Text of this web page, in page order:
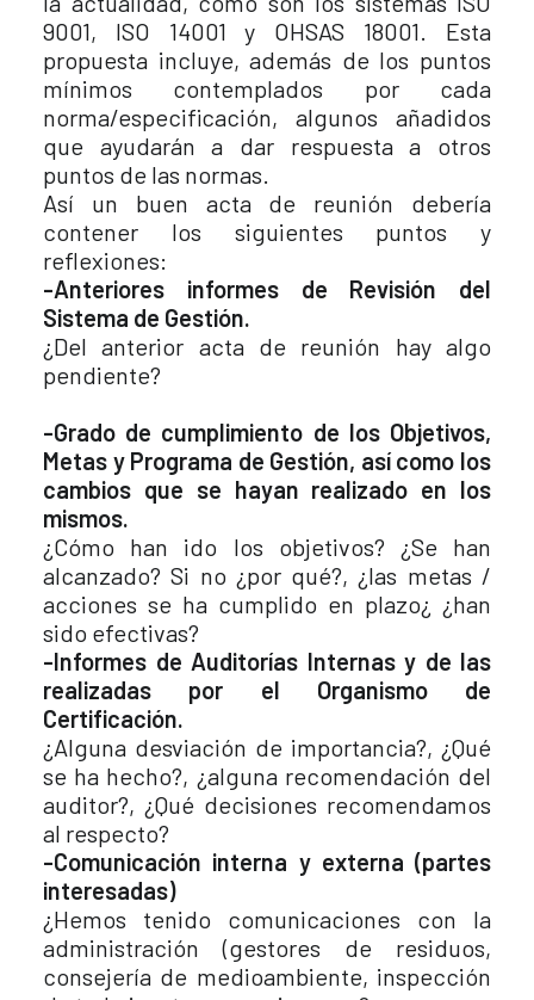
9001, ISO 14001 y OHSAS 18001. Esta
propuesta incluye, además de los puntos
mínimos contemplados por cada
norma/especificación, algunos añadidos
que ayudarán a dar respuesta a otros
puntos de las normas.
Así un buen acta de reunión debería
contener los siguientes puntos y
reflexiones:
-Anteriores informes de Revisión del
Sistema de Gestión.
¿Del anterior acta de reunión hay algo
pendiente?
-Grado de cumplimiento de los Objetivos,
Metas y Programa de Gestión, así como los
cambios que se hayan realizado en los
mismos.
¿Cómo han ido los objetivos? ¿Se han
alcanzado? Si no ¿por qué?, ¿las metas /
acciones se ha cumplido en plazo¿ ¿han
sido efectivas?
-Informes de Auditorías Internas y de las
realizadas por el Organismo de
Certificación.
¿Alguna desviación de importancia?, ¿Qué
se ha hecho?, ¿alguna recomendación del
auditor?, ¿Qué decisiones recomendamos
al respecto?
-Comunicación interna y externa (partes
interesadas)
¿Hemos tenido comunicaciones con la
administración (gestores de residuos,
consejería de medioambiente, inspección